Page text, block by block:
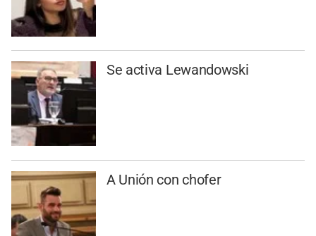
Se activa Lewandowski
A Unión con chofer